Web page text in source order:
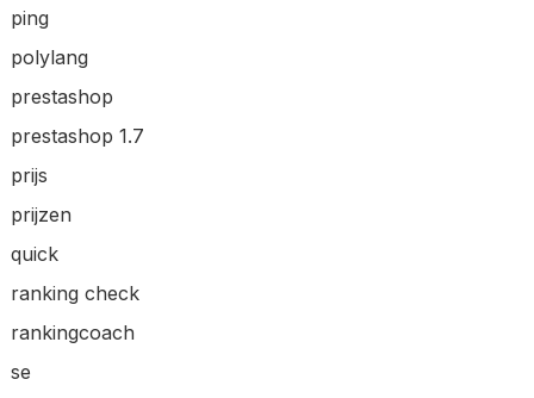
ping
polylang
prestashop
prestashop 1.7
prijs
prijzen
quick
ranking check
rankingcoach
se